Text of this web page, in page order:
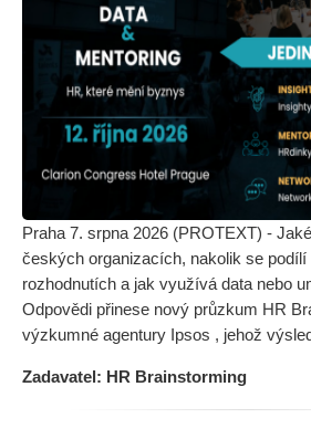
Praha 7. srpna 2026 (PROTEXT) -
českých organizacích, nakolik se
rozhodnutích a jak využívá data nebo
Odpovědi přinese nový průzkum HR
výzkumné agentury Ipsos , jehož
Zadavatel: HR Brainstorming